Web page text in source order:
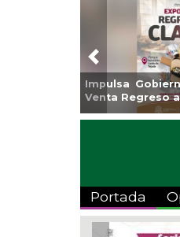
Impulsa
Venta Regreso
Previous
Portada